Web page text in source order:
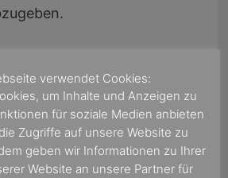
verwendet Cookies:
um Inhalte und Anzeigen zu
für soziale Medien anbieten
Zugriffe auf unsere Website zu
geben wir Informationen zu Ihrer
Website an unsere Partner für